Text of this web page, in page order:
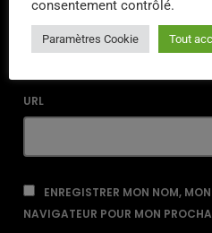
URL
ENREGISTRER MON NOM,
NAVIGATEUR POUR MON
consentement contrôlé.
Paramètres Cookie Tout